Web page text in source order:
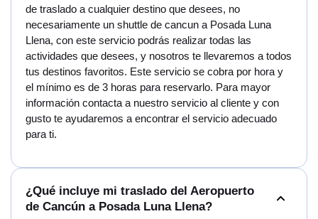
de traslado a cualquier destino que desees, no
necesariamente un shuttle de cancun a Posada Luna
Llena, con este servicio podrás realizar todas las
actividades que desees, y nosotros te llevaremos a todos
tus destinos favoritos. Este servicio se cobra por hora y
el mínimo es de 3 horas para reservarlo. Para mayor
información contacta a nuestro servicio al cliente y con
gusto te ayudaremos a encontrar el servicio adecuado
para ti.
¿Qué incluye mi traslado del Aeropuerto
de Cancún a Posada Luna Llena?